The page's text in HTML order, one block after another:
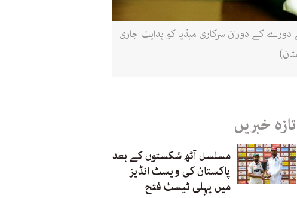
ریڈیو پاکستان کی عمارت کے دورے کے دوران سرکاری میڈیا کو ہدایت جاری
تازہ خبریں
مسلسل آٹھ شکستوں کے بعد
پاکستان کی ویسٹ انڈیز
میں پہلی ٹیسٹ فتح